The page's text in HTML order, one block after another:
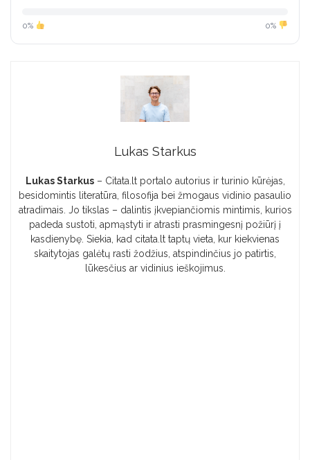
0% 0%
Lukas Starkus
Lukas Starkus– Citata.lt portalo autorius ir turinio kūrėjas,
besidomintis literatūra, filosofija bei žmogaus vidinio pasaulio
atradimais. Jo tikslas – dalintis įkvepiančiomis mintimis, kurios
padeda sustoti, apmąstyti ir atrasti prasmingesnį požiūrį į
kasdienybę. Siekia, kad citata.lt taptų vieta, kur kiekvienas
skaitytojas galėtų rasti žodžius, atspindinčius jo patirtis,
lūkesčius ar vidinius ieškojimus.